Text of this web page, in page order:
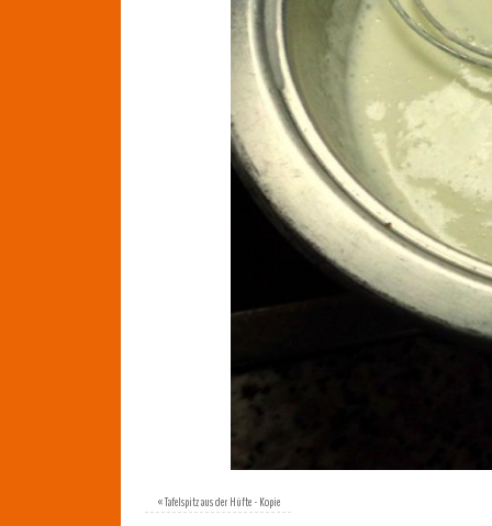
«Tafelspitz aus der Hüfte - Kopie